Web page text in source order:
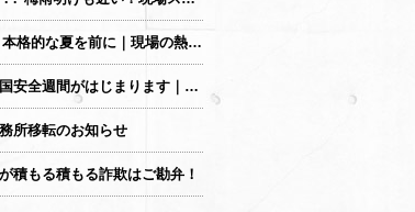
☀️ 本格的な夏を前に｜現場の熱中症対策、あらためて確認しています
全国安全週間がはじまります｜現場の安全は、毎日の積み重ねから
所移転のお知らせ
積もる積もる詐欺はご勘弁！